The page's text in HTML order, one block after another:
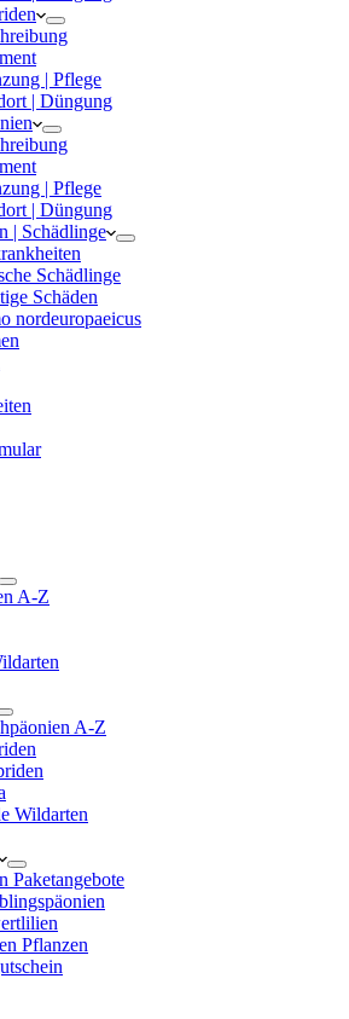
| Pflege
| Düngung
| Pflege
| Düngung
| Schädlinge
Schädlinge
Schäden
nordeuropaeicus
A-Z
A-Z
Wildarten
Paketangebote
Pflanzen